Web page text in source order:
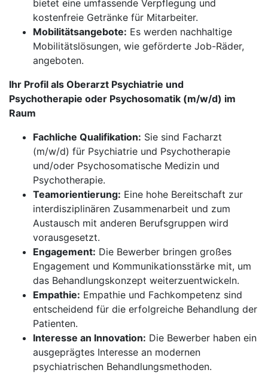
bietet eine umfassende Verpflegung und
kostenfreie Getränke für Mitarbeiter.
Mobilitätsangebote: Es werden nachhaltige
Mobilitätslösungen, wie geförderte Job-Räder,
angeboten.
Ihr Profil als Oberarzt Psychiatrie und
Psychotherapie oder Psychosomatik (m/w/d) im
Raum
Fachliche Qualifikation: Sie sind Facharzt
(m/w/d) für Psychiatrie und Psychotherapie
und/oder Psychosomatische Medizin und
Psychotherapie.
Teamorientierung: Eine hohe Bereitschaft zur
interdisziplinären Zusammenarbeit und zum
Austausch mit anderen Berufsgruppen wird
vorausgesetzt.
Engagement: Die Bewerber bringen großes
Engagement und Kommunikationsstärke mit, um
das Behandlungskonzept weiterzuentwickeln.
Empathie: Empathie und Fachkompetenz sind
entscheidend für die erfolgreiche Behandlung der
Patienten.
Interesse an Innovation: Die Bewerber haben ein
ausgeprägtes Interesse an modernen
psychiatrischen Behandlungsmethoden.